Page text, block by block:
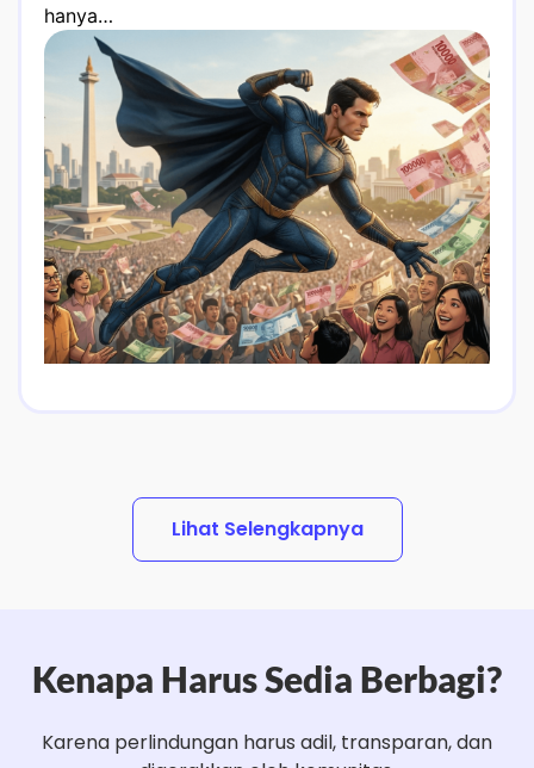
hanya…
Lihat Selengkapnya
Kenapa Harus Sedia Berbagi?
Karena perlindungan harus adil, transparan, dan